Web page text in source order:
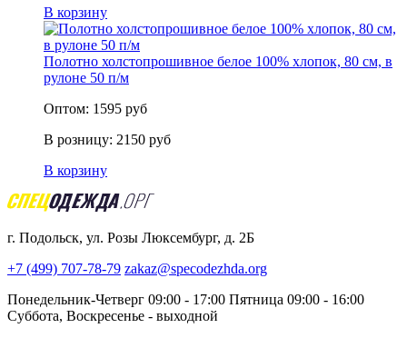
В корзину
Полотно холстопрошивное белое 100% хлопок, 80 см, в
рулоне 50 п/м
Оптом: 1595 руб
В розницу: 2150 руб
В корзину
г. Подольск, ул. Розы Люксембург, д. 2Б
+7 (499) 707-78-79 zakaz@specodezhda.org
Понедельник-Четверг 09:00 - 17:00 Пятница 09:00 - 16:00
Суббота, Воскресенье - выходной